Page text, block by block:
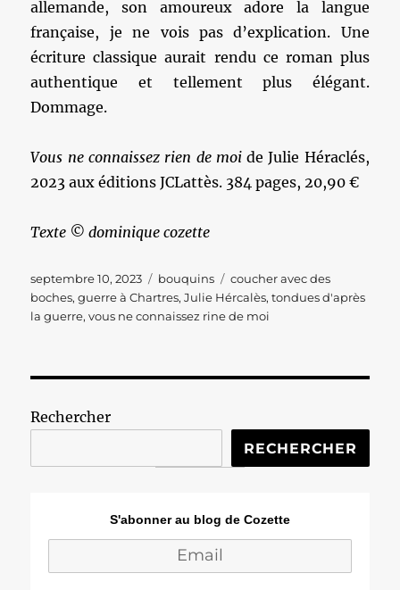
allemande, son amoureux adore la langue
française, je ne vois pas d’explication. Une
écriture classique aurait rendu ce roman plus
authentique et tellement plus élégant.
Dommage.
Vous ne connaissez rien de moide Julie Héraclés,
2023 aux éditions JCLattès. 384 pages, 20,90 €
Texte © dominique cozette
Publié
le
septembre 10, 2023 Catégories
bouquins Étiquettes
coucher avec des
boches,guerre à Chartres,Julie Hércalès,tondues d'après
la guerre,vous ne connaissez rine de moi
Rechercher
RECHERCHER
S'abonner au blog de Cozette